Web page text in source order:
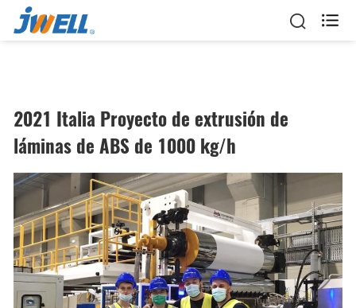

2021 Italia Proyecto de extrusión de
láminas de ABS de 1000 kg/h